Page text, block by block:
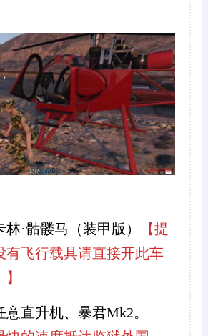
林·骷髅马（装甲版）
【提
有飞行载具请直接开此车
意直升机、暴君Mk2。